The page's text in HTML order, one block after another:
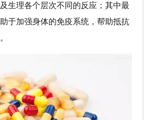
生理各个层次不同的反应；其中最
于加强身体的免疫系统，帮助抵抗